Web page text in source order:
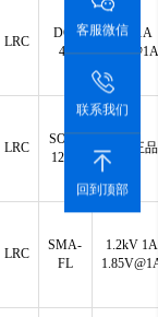
LRC
DO-
41
1kV 1A
1.1V@1A
LRC
SOD-
123F
原装正品
LRC
SMA-
FL
1.2kV 1A
客服微信
联系我们
回到顶部